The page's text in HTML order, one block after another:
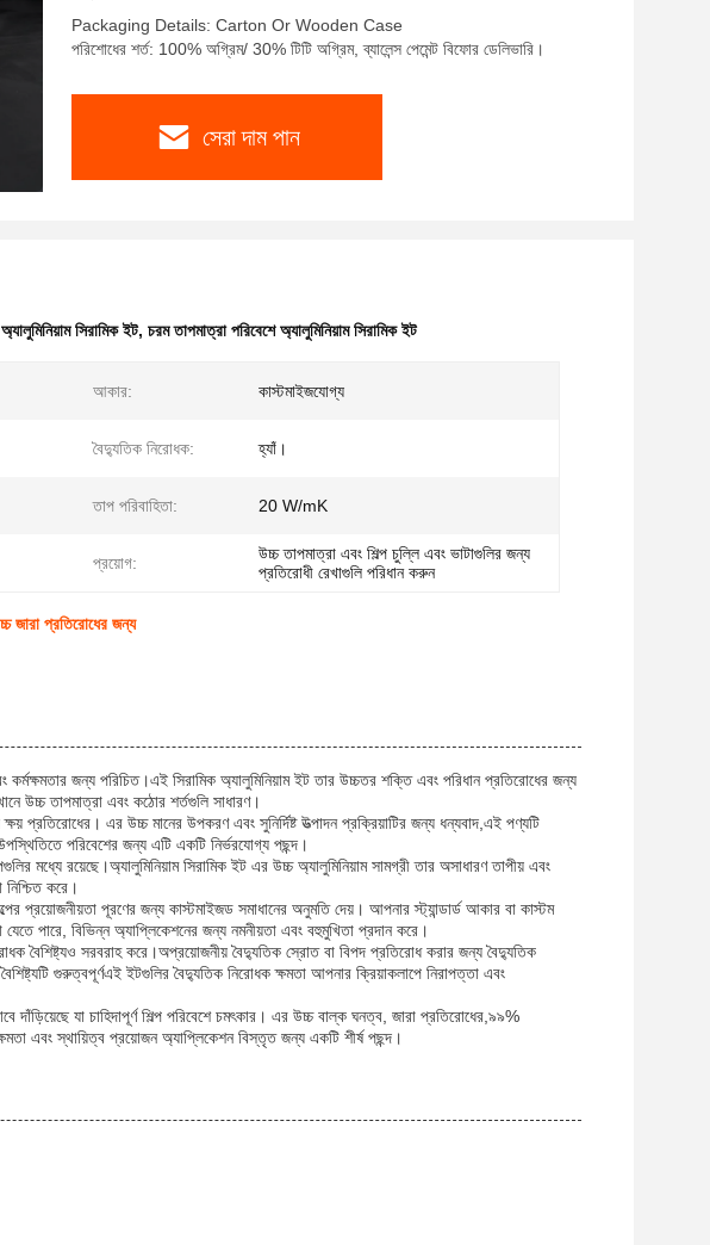
Packaging Details: Carton Or Wooden Case
পরিশোধের শর্ত: 100% অগ্রিম/ 30% টিটি অগ্রিম, ব্যালেন্স পেমেন্ট বিফোর ডেলিভারি।
সেরা দাম পান
সিরামিক ইট, চরম তাপমাত্রা পরিবেশে অ্যালুমিনিয়াম সিরামিক ইট
আকার: কাস্টমাইজযোগ্য
বৈদ্যুতিক নিরোধক: হ্যাঁ।
তাপ পরিবাহিতা: 20 W/mK
প্রয়োগ:
উচ্চ তাপমাত্রা এবং শিল্প চুল্লি এবং ভাটাগুলির জন্য
প্রতিরোধী রেখাগুলি পরিধান করুন
জারা প্রতিরোধের জন্য
কর্মক্ষমতার জন্য পরিচিত।এই সিরামিক অ্যালুমিনিয়াম ইট তার উচ্চতর শক্তি এবং পরিধান প্রতিরোধের জন্য
উচ্চ তাপমাত্রা এবং কঠোর শর্তগুলি সাধারণ।
প্রতিরোধের। এর উচ্চ মানের উপকরণ এবং সুনির্দিষ্ট উত্পাদন প্রক্রিয়াটির জন্য ধন্যবাদ,এই পণ্যটি
পরিবেশের জন্য এটি একটি নির্ভরযোগ্য পছন্দ।
মধ্যে রয়েছে।অ্যালুমিনিয়াম সিরামিক ইট এর উচ্চ অ্যালুমিনিয়াম সামগ্রী তার অসাধারণ তাপীয় এবং
নিশ্চিত করে।
প্রয়োজনীয়তা পূরণের জন্য কাস্টমাইজড সমাধানের অনুমতি দেয়। আপনার স্ট্যান্ডার্ড আকার বা কাস্টম
পারে, বিভিন্ন অ্যাপ্লিকেশনের জন্য নমনীয়তা এবং বহুমুখিতা প্রদান করে।
বৈশিষ্ট্যও সরবরাহ করে।অপ্রয়োজনীয় বৈদ্যুতিক স্রোত বা বিপদ প্রতিরোধ করার জন্য বৈদ্যুতিক
গুরুত্বপূর্ণএই ইটগুলির বৈদ্যুতিক নিরোধক ক্ষমতা আপনার ক্রিয়াকলাপে নিরাপত্তা এবং
দাঁড়িয়েছে যা চাহিদাপূর্ণ শিল্প পরিবেশে চমৎকার। এর উচ্চ বাল্ক ঘনত্ব, জারা প্রতিরোধের,৯৯%
এবং স্থায়িত্ব প্রয়োজন অ্যাপ্লিকেশন বিস্তৃত জন্য একটি শীর্ষ পছন্দ।